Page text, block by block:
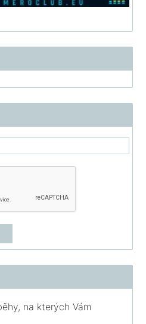
na kterých Vám